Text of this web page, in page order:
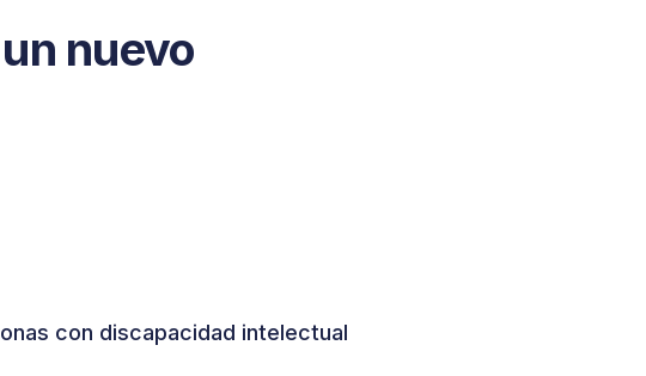
nuevo
con discapacidad intelectual